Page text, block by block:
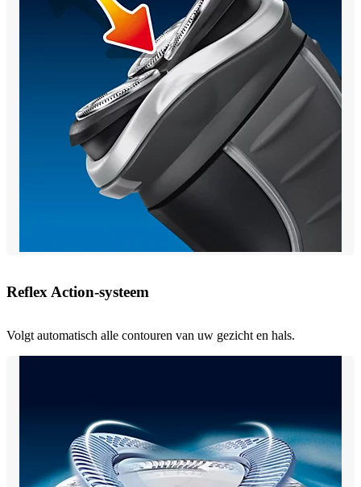
Reflex Action-systeem
Volgt automatisch alle contouren van uw gezicht en hals.